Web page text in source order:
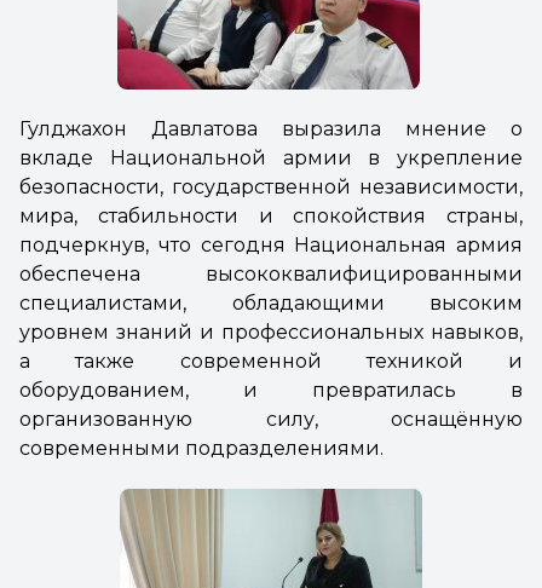
Гулджахон Давлатова выразила мнение о
вкладе Национальной армии в укрепление
безопасности, государственной независимости,
мира, стабильности и спокойствия страны,
подчеркнув, что сегодня Национальная армия
обеспечена высококвалифицированными
специалистами, обладающими высоким
уровнем знаний и профессиональных навыков,
а также современной техникой и
оборудованием, и превратилась в
организованную силу, оснащённую
современными подразделениями.